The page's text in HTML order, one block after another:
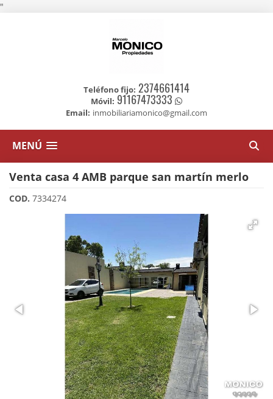
"
Teléfono fijo: 2374661414
Móvil: 91167473333
Email: inmobiliariamonico@gmail.com
MENÚ
Venta casa 4 AMB parque san martín merlo
COD. 7334274